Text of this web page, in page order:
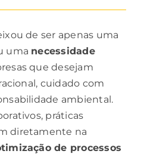
de ser apenas uma
uma necessidade
que desejam
cuidado com
ambiental.
práticas
diretamente na
de processos